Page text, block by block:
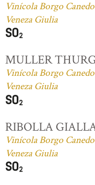
Vinícola Borgo
Veneza Giulia
MULLER
Vinícola Borgo
Veneza Giulia
RIBOLLA
Vinícola Borgo
Veneza Giulia